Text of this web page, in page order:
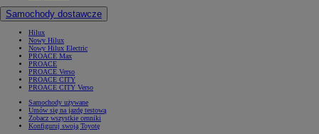
Samochody dostawcze
Hilux
Nowy Hilux
Nowy Hilux Electric
PROACE Max
PROACE
PROACE Verso
PROACE CITY
PROACE CITY Verso
Samochody używane
Umów się na jazdę testową
Zobacz wszystkie cenniki
Konfiguruj swoją Toyotę